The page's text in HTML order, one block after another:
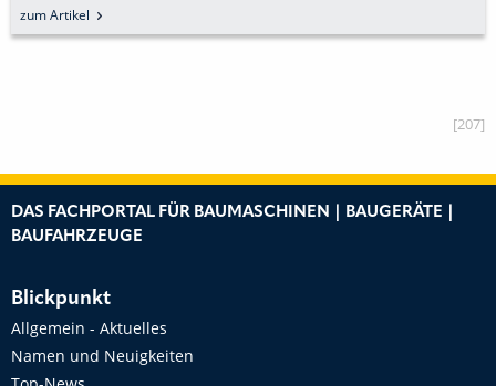
VON HOCHSPANNUNGSLEITUNGEN
zum Artikel
[207]
DAS FACHPORTAL FÜR BAUMASCHINEN | BAUGERÄTE |
BAUFAHRZEUGE
Blickpunkt
Allgemein - Aktuelles
Namen und Neuigkeiten